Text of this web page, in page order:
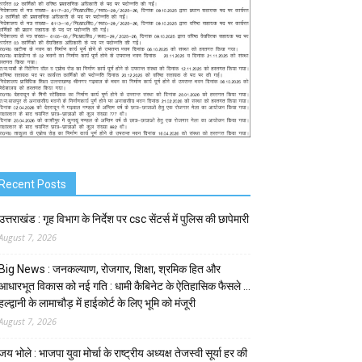
Posts
: गृह विभाग के निर्देश पर csc सेंटर्स में पुलिस की छापेमारी
7, 2026
News : जनकल्याण, रोजगार, शिक्षा, श्रमिक हित और
विकास को नई गति : धामी कैबिनेट के ऐतिहासिक फैसले …
के लामाचौड़ में हाईकोर्ट के लिए भूमि को मंजूरी
7, 2026
भोले : भाजपा युवा मोर्चा के राष्ट्रीय अध्यक्ष तेजस्वी सूर्या हर की